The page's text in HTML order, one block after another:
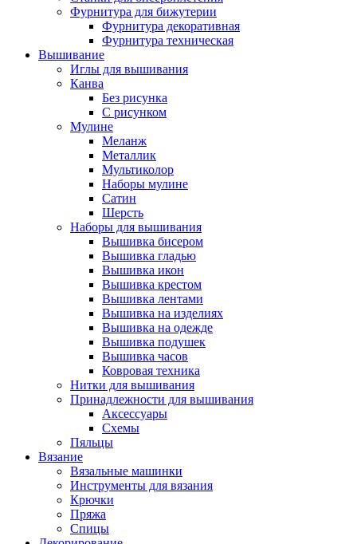
Фурнитура для бижутерии
Фурнитура декоративная
Фурнитура техническая
Вышивание
Иглы для вышивания
Канва
Без рисунка
С рисунком
Мулине
Меланж
Металлик
Мультиколор
Наборы мулине
Сатин
Шерсть
Наборы для вышивания
Вышивка бисером
Вышивка гладью
Вышивка икон
Вышивка крестом
Вышивка лентами
Вышивка на изделиях
Вышивка на одежде
Вышивка подушек
Вышивка часов
Ковровая техника
Нитки для вышивания
Принадлежности для вышивания
Аксессуары
Схемы
Пяльцы
Вязание
Вязальные машинки
Инструменты для вязания
Крючки
Пряжа
Спицы